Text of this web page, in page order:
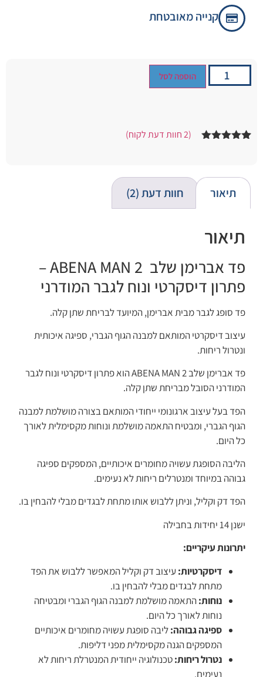
קנייה מאובטחת
הוספה לסל
דירוגים של
לקוחות
(
2חוות דעת לקוח)
תיאור חוות דעת (2)
תיאור
פד אברימן שלב ABENA MAN 2 –
פתרון דיסקרטי ונוח לגבר המודרני
פד סופג לגבר מבית אברימן, המיועד לבריחת שתן קלה.
עיצוב דיסקרטי המותאם למבנה הגוף הגברי, ספיגה איכותית
ונטרול ריחות.
פד אברימן שלב ABENA MAN 2 הוא פתרון דיסקרטי ונוח לגבר
המודרני הסובל מבריחת שתן קלה.
הפד בעל עיצוב ארגונומי ייחודי המותאם בצורה מושלמת למבנה
הגוף הגברי, ומבטיח התאמה מושלמת ונוחות מקסימלית לאורך
כל היום.
הליבה הסופגת עשויה מחומרים איכותיים, המספקים ספיגה
גבוהה במיוחד ומנטרלים ריחות לא נעימים.
הפד דק וקליל, וניתן ללבוש אותו מתחת לבגדים מבלי להבחין בו.
ישנן 14 יחידות בחבילה
יתרונות עיקריים:
דיסקרטיות: עיצוב דק וקליל המאפשר ללבוש את הפד
מתחת לבגדים מבלי להבחין בו.
נוחות:התאמה מושלמת למבנה הגוף הגברי ומבטיחה
נוחות לאורך כל היום.
ספיגה גבוהה:ליבה סופגת עשויה מחומרים איכותיים
המספקים הגנה מקסימלית מפני דליפות.
נטרול ריחות:טכנולוגיה ייחודית המנטרלת ריחות לא
נעימים.